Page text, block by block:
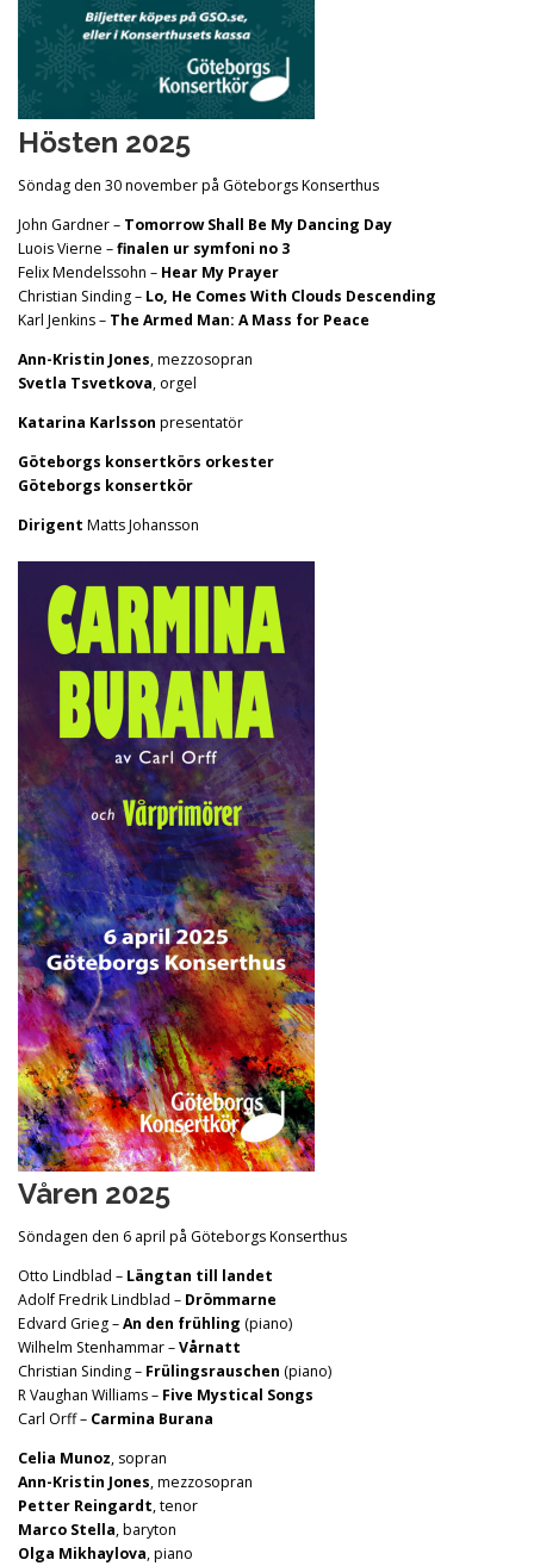
Hösten 2025
Söndag den 30 november på Göteborgs Konserthus
John Gardner – Tomorrow Shall Be My Dancing Day
Luois Vierne –finalen ur symfoni no 3
Felix Mendelssohn – Hear My Prayer
Christian Sinding – Lo, He Comes With Clouds Descending
Karl Jenkins – The Armed Man: A Mass for Peace
Ann-Kristin Jones, mezzosopran
Svetla Tsvetkova, orgel
Katarina Karlsson presentatör
Göteborgs konsertkörs orkester
Göteborgs konsertkör
Dirigent Matts Johansson
Våren 2025
Söndagen den 6 april på Göteborgs Konserthus
Otto Lindblad – Längtan till landet
Adolf Fredrik Lindblad – Drömmarne
Edvard Grieg –An den frühling (piano)
Wilhelm Stenhammar –Vårnatt
Christian Sinding – Frülingsrauschen (piano)
R Vaughan Williams – Five Mystical Songs
Carl Orff – Carmina Burana
Celia Munoz, sopran
Ann-Kristin Jones, mezzosopran
Petter Reingardt, tenor
Marco Stella, baryton
Olga Mikhaylova, piano